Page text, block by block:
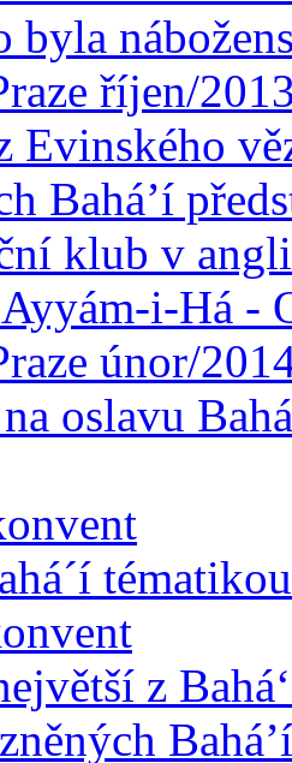
byla
říjen/
Evinského
Bahá’í
klub v
i-Há -
únor/
oslavu
z